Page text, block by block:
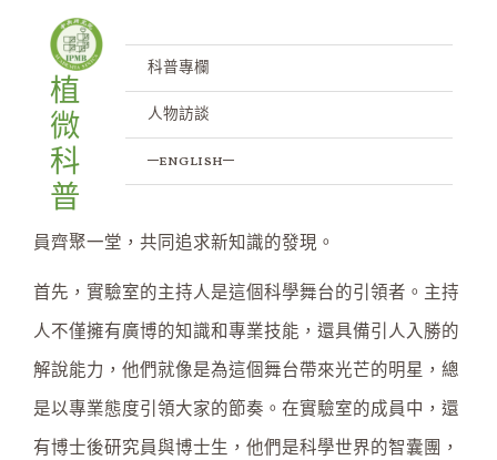
植
微
科
普
科普專欄
人物訪談
─english─
開箱實驗室 走進科學世界
科普專欄 / 作者:IPMB
歡迎踏進實驗室的世界！實驗室是科學探索的聖地，充
滿著無限可能。在這個奇妙的地方，一群熱愛科學的成
員齊聚一堂，共同追求新知識的發現。
首先，實驗室的主持人是這個科學舞台的引領者。主持
人不僅擁有廣博的知識和專業技能，還具備引人入勝的
解說能力，他們就像是為這個舞台帶來光芒的明星，總
是以專業態度引領大家的節奏。在實驗室的成員中，還
有博士後研究員與博士生，他們是科學世界的智囊團，